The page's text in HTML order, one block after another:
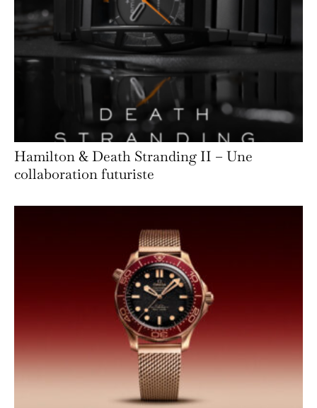
Hamilton & Death Stranding II – Une
collaboration futuriste